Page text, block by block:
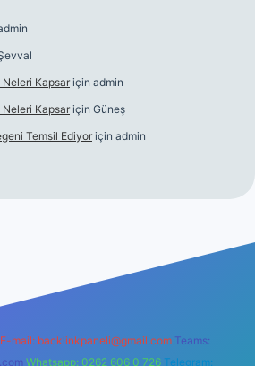
Neleri Kapsar için admin
Neleri Kapsar için Güneş
Temsil Ediyoriçin admin
E-mail: backlinkpaneli@gmail.com Teams:
Whatsapp: 0262 606 0 726 Telegram: